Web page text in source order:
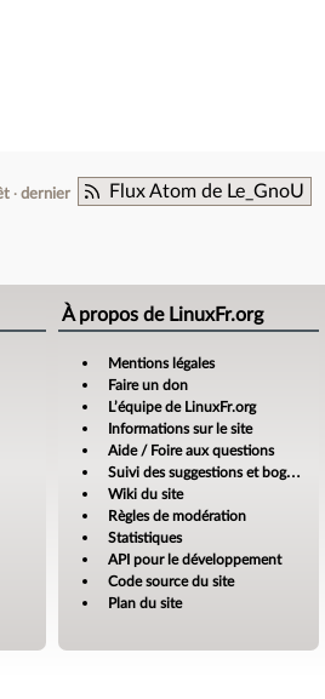
Flux Atom de Le_GnoU
dernier
À propos de LinuxFr.org
Mentions légales
Faire un don
L’équipe de LinuxFr.org
Informations sur le site
Aide / Foire aux questions
Suivi des suggestions et bogues
Wiki du site
Règles de modération
Statistiques
API pour le développement
Code source du site
Plan du site